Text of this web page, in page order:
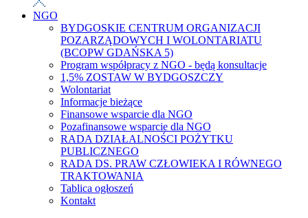
NGO
BYDGOSKIE CENTRUM ORGANIZACJI
POZARZĄDOWYCH I WOLONTARIATU
(BCOPW GDAŃSKA 5)
Program współpracy z NGO - będą konsultacje
1,5% ZOSTAW W BYDGOSZCZY
Wolontariat
Informacje bieżące
Finansowe wsparcie dla NGO
Pozafinansowe wsparcie dla NGO
RADA DZIAŁALNOŚCI POŻYTKU
PUBLICZNEGO
RADA DS. PRAW CZŁOWIEKA I RÓWNEGO
TRAKTOWANIA
Tablica ogłoszeń
Kontakt